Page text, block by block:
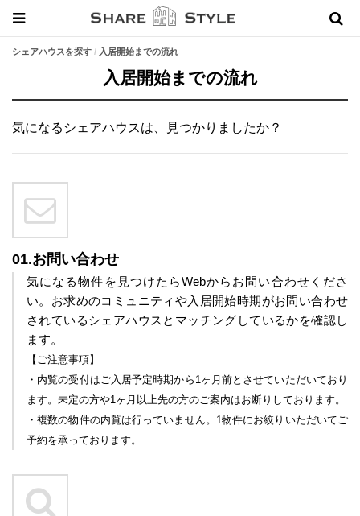
シェアハウスを探す 入居開始までの流れ
入居開始までの流れ
気になるシェアハウスは、見つかりましたか？
01.お問い合わせ
気になる物件を見つけたらWebからお問い合わせくださ
い。 お求めのコミュニティや入居開始時期がお問い合わせ
されているシェアハウスとマッチングしているかを確認し
ます。
【ご注意事項】
・内覧の受付はご入居予定時期から1ヶ月前とさせていただいており
ます。未定の方や1ヶ月以上先の方のご案内はお断りしております。
・複数の物件の内覧は行っていません。1物件にお絞りいただいてご
予約を承っております。